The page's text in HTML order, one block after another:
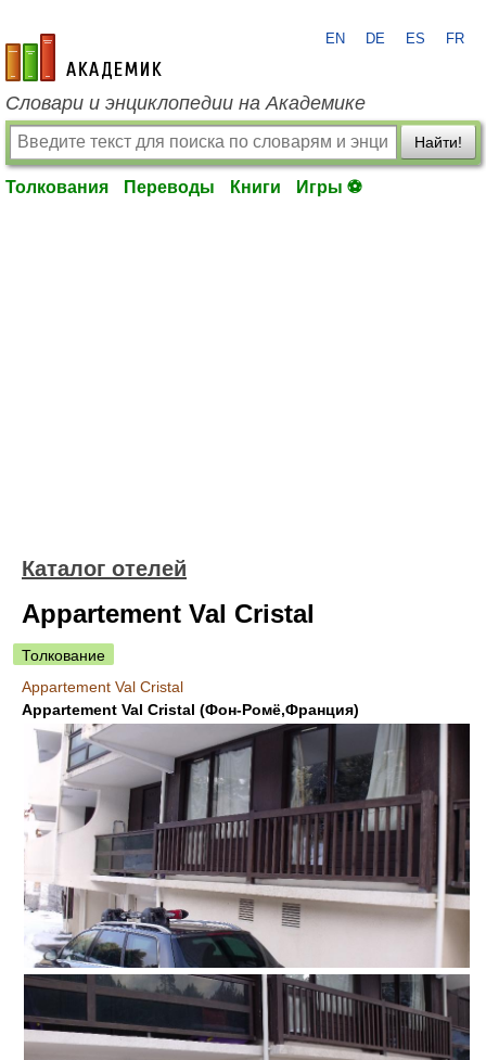
academic.ru
EN DE ES FR
Словари и энциклопедии на Академике
Найти!
Толкования Переводы Книги Игры ⚽
Каталог отелей
Appartement Val Cristal
Толкование
Appartement Val Cristal
Appartement Val Cristal (Фон-Ромё,Франция)